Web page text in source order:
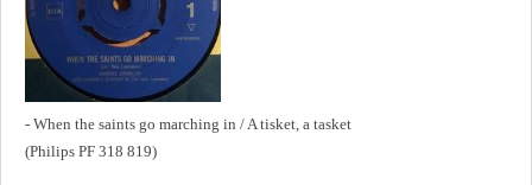
- When the saints go marching in / A tisket, a tasket
(Philips PF 318 819)